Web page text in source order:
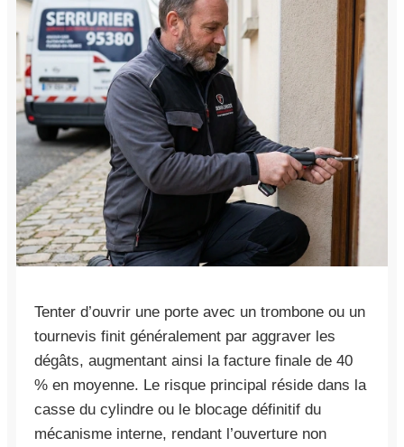
Tenter d’ouvrir une porte avec un trombone ou un
tournevis finit généralement par aggraver les
dégâts, augmentant ainsi la facture finale de 40
% en moyenne. Le risque principal réside dans la
casse du cylindre ou le blocage définitif du
mécanisme interne, rendant l’ouverture non